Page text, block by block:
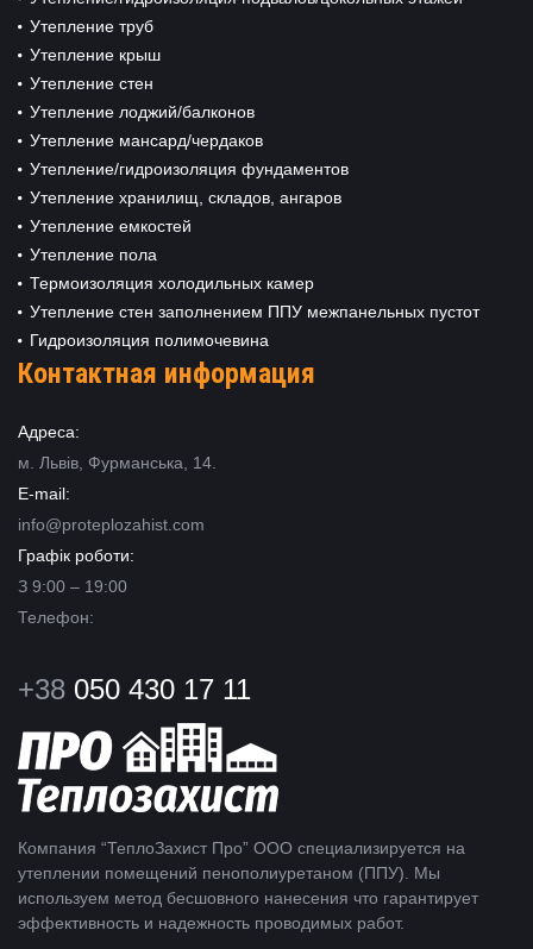
Утепление труб
Утепление крыш
Утепление стен
Утепление лоджий/балконов
Утепление мансард/чердаков
Утепление/гидроизоляция фундаментов
Утепление хранилищ, складов, ангаров
Утепление емкостей
Утепление пола
Термоизоляция холодильных камер
Утепление стен заполнением ППУ межпанельных пустот
Гидроизоляция полимочевина
Контактная информация
Адреса:
м. Львів, Фурманська, 14.
E-mail:
info@proteplozahist.com
Графік роботи:
З 9:00 – 19:00
Телефон:
+38 050 430 17 11
Компания “ТеплоЗахист Про” ООО специализируется на
утеплении помещений пенополиуретаном (ППУ). Мы
используем метод бесшовного нанесения что гарантирует
эффективность и надежность проводимых работ.